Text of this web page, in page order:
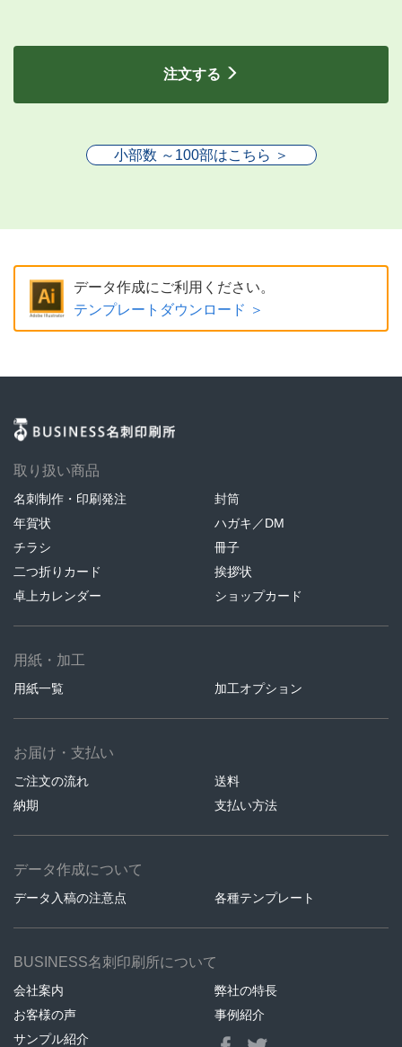
注文する
小部数 ～100部はこちら ＞
データ作成にご利用ください。
テンプレートダウンロード ＞
取り扱い商品
名刺制作・印刷発注
封筒
年賀状
ハガキ／DM
チラシ
冊子
二つ折りカード
挨拶状
卓上カレンダー
ショップカード
用紙・加工
用紙一覧 加工オプション
お届け・支払い
ご注文の流れ
送料
納期
支払い方法
データ作成について
データ入稿の注意点 各種テンプレート
BUSINESS名刺印刷所について
会社案内
弊社の特長
お客様の声
事例紹介
サンプル紹介